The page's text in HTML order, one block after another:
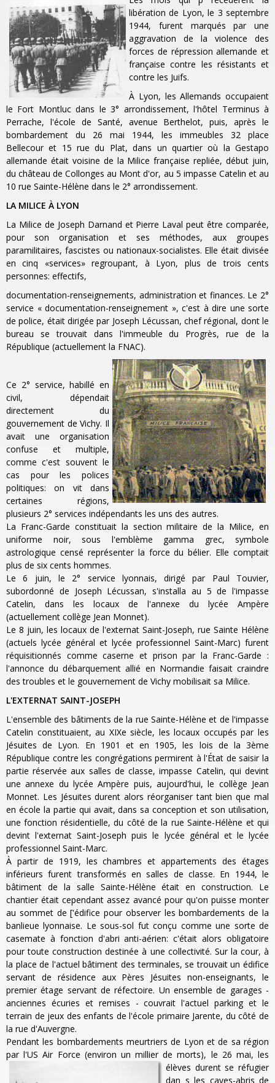
libération de Lyon, le 3 septembre
1944, furent marqués par une
aggravation de la violence des
forces de répression allemande et
française contre les résistants et
contre les Juifs.
À Lyon, les Allemands occupaient
le Fort Montluc dans le 3° arrondissement, l'hôtel Terminus à
Perrache, l'école de Santé, avenue Berthelot, puis, après le
bombardement du 26 mai 1944, les immeubles 32 place
Bellecour et 15 rue du Plat, dans un quartier où la Gestapo
allemande était voisine de la Milice française repliée, début juin,
du château de Collonges au Mont d'or, au 5 impasse Catelin et au
10 rue Sainte-Hélène dans le 2° arrondissement.
LA MILICE À LYON
La Milice de Joseph Darnand et Pierre Laval peut être comparée,
pour son organisation et ses méthodes, aux groupes
paramilitaires, fascistes ou nationaux-socialistes. Elle était divisée
en cinq «services» regroupant, à Lyon, plus de trois cents
personnes: effectifs,
documentation-renseignements, administration et finances. Le 2°
service « documentation-renseignement », c'est à dire une sorte
de police, était dirigée par Joseph Lécussan, chef régional, dont le
bureau se trouvait dans l'immeuble du Progrès, rue de la
République (actuellement la FNAC).
Ce 2° service, habillé en
civil, dépendait
directement du
gouvernement de Vichy. Il
avait une organisation
confuse et multiple,
comme c'est souvent le
cas pour les polices
politiques: on vit dans
certaines régions,
plusieurs 2° services indépendants les uns des autres.
La Franc-Garde constituait la section militaire de la Milice, en
uniforme noir, sous l'emblème gamma grec, symbole
astrologique censé représenter la force du bélier. Elle comptait
plus de six cents hommes.
Le 6 juin, le 2° service lyonnais, dirigé par Paul Touvier,
subordonné de Joseph Lécussan, s'installa au 5 de l'impasse
Catelin, dans les locaux de l'annexe du lycée Ampère
(actuellement collège Jean Monnet).
Le 8 juin, les locaux de l'externat Saint-Joseph, rue Sainte Hélène
(actuels lycée général et lycée professionnel Saint-Marc) furent
réquisitionnés comme caserne et prison par la Franc-Garde :
l'annonce du débarquement allié en Normandie faisait craindre
des troubles et le gouvernement de Vichy mobilisait sa Milice.
L'EXTERNAT SAINT-JOSEPH
L'ensemble des bâtiments de la rue Sainte-Hélène et de l'impasse
Catelin constituaient, au XIXe siècle, les locaux occupés par les
Jésuites de Lyon. En 1901 et en 1905, les lois de la 3ème
République contre les congrégations permirent à l'État de saisir la
partie réservée aux salles de classe, impasse Catelin, qui devint
une annexe du lycée Ampère puis, aujourd'hui, le collège Jean
Monnet. Les Jésuites durent alors réorganiser tant bien que mal
en école la partie qui avait, dans sa conception et son utilisation,
une fonction résidentielle, du côté de la rue Sainte-Hélène et qui
devint l'externat Saint-Joseph puis le lycée général et le lycée
professionnel Saint-Marc.
À partir de 1919, les chambres et appartements des étages
inférieurs furent transformés en salles de classe. En 1944, le
bâtiment de la salle Sainte-Hélène était en construction. Le
chantier était cependant assez avancé pour qu'on puisse monter
au sommet de ['édifice pour observer les bombardements de la
banlieue lyonnaise. Le sous-sol fut conçu comme une sorte de
casemate à fonction d'abri anti-aérien: c'était alors obligatoire
pour toute construction destinée à une collectivité. Sur la cour, à
la place de l'actuel bâtiment des terminales, se trouvait un édifice
servant de résidence aux Pères Jésuites non-enseignants, le
premier étage servant de réfectoire. Un ensemble de garages -
anciennes écuries et remises - couvrait l'actuel parking et le
terrain de jeux des enfants de l'école primaire Jarente, du côté de
la rue d'Auvergne.
Pendant les bombardements meurtriers de Lyon et de sa région
par l'US Air Force (environ un millier de morts), le 26 mai, les
élèves durent se réfugier
dan s les caves-abris de